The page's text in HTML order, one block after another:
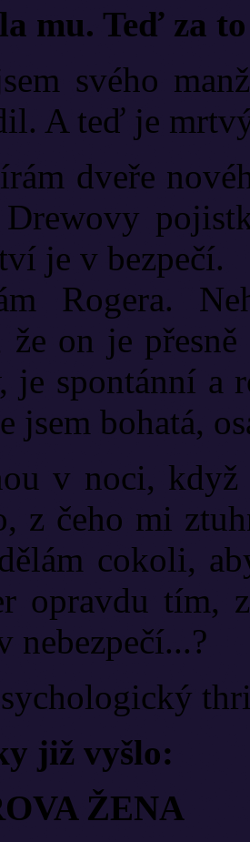
mu. Teď za
svého
A teď je
dveře
je v bezpečí.
Rogera.
že on je
je spontánní a
jsem bohatá,
v noci,
z čeho mi
cokoli,
opravdu tím,
nebezpečí...?
již vyšlo:
ŽENA